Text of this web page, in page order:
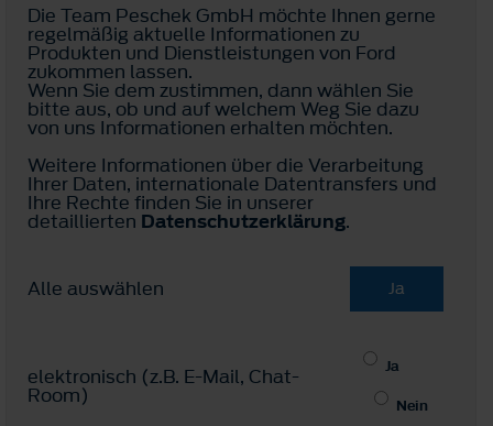
Die Team Peschek GmbH möchte Ihnen gerne
regelmäßig aktuelle Informationen zu
Produkten und Dienstleistungen von Ford
zukommen lassen.
Wenn Sie dem zustimmen, dann wählen Sie
bitte aus, ob und auf welchem Weg Sie dazu
von uns Informationen erhalten möchten.
Weitere Informationen über die Verarbeitung
Ihrer Daten, internationale Datentransfers und
Ihre Rechte finden Sie in unserer
detaillierten Datenschutzerklärung.
Alle auswählen Ja
elektronisch (z.B. E-Mail, Chat-
Room)
Ja
Nein